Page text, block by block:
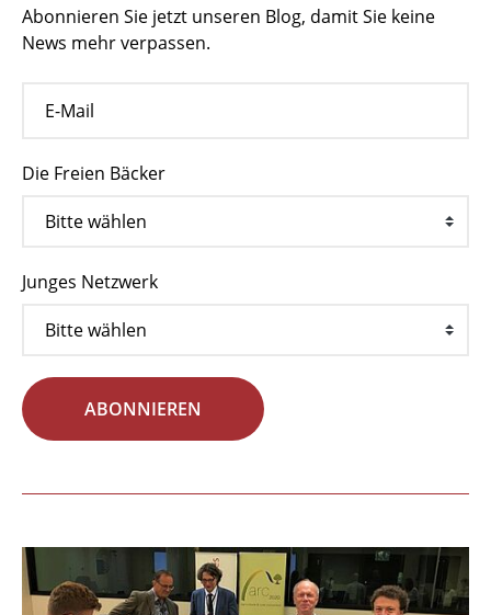
Abonnieren Sie jetzt unseren Blog, damit Sie keine
News mehr verpassen.
Die Freien Bäcker
Junges Netzwerk
ABONNIEREN